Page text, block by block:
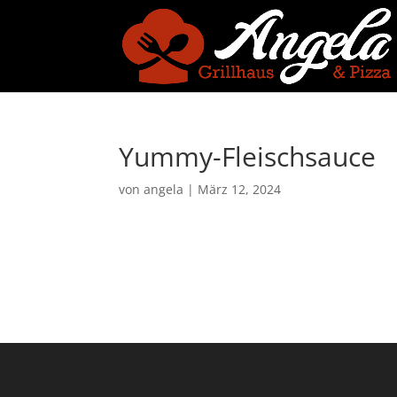
Yummy-Fleischsauce
vonangela | März 12, 2024